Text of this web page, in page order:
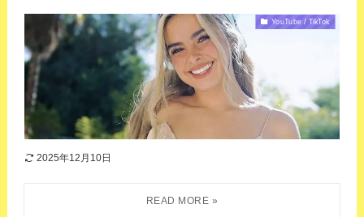
YouTube / TikTok
2025年12月10日